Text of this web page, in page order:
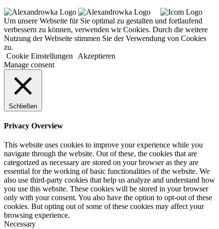
Um unsere Webseite für Sie optimal zu gestalten und fortlaufend
verbessern zu können, verwenden wir Cookies. Durch die weitere
Nutzung der Webseite stimmen Sie der Verwendung von Cookies
zu.
Cookie Einstellungen
Akzeptieren
Manage consent
Schließen
Privacy Overview
This website uses cookies to improve your experience while you
navigate through the website. Out of these, the cookies that are
categorized as necessary are stored on your browser as they are
essential for the working of basic functionalities of the website. We
also use third-party cookies that help us analyze and understand how
you use this website. These cookies will be stored in your browser
only with your consent. You also have the option to opt-out of these
cookies. But opting out of some of these cookies may affect your
browsing experience.
Necessary